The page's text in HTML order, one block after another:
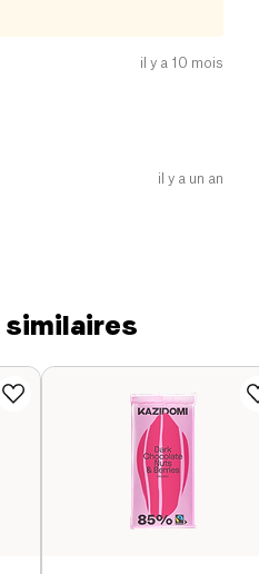
il y a 10 mois
il y a un an